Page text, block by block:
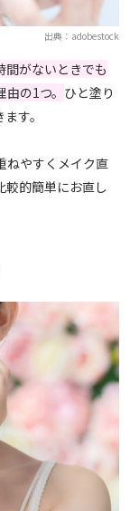
出典：adobestock
間がないときでも
の1つ。 ひと塗り
す。
ねやすくメイク直
較的簡単にお直し